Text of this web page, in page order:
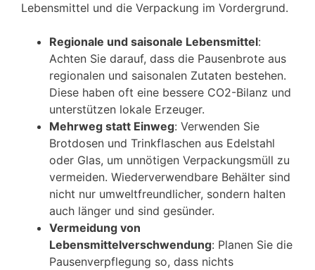
Lebensmittel und die Verpackung im Vordergrund.
Regionale und saisonale Lebensmittel:
Achten Sie darauf, dass die Pausenbrote aus
regionalen und saisonalen Zutaten bestehen.
Diese haben oft eine bessere CO2-Bilanz und
unterstützen lokale Erzeuger.
Mehrweg statt Einweg: Verwenden Sie
Brotdosen und Trinkflaschen aus Edelstahl
oder Glas, um unnötigen Verpackungsmüll zu
vermeiden. Wiederverwendbare Behälter sind
nicht nur umweltfreundlicher, sondern halten
auch länger und sind gesünder.
Vermeidung von
Lebensmittelverschwendung: Planen Sie die
Pausenverpflegung so, dass nichts